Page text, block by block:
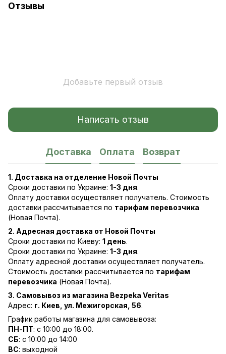
Отзывы
Добавьте первый отзыв
Написать отзыв
Доставка Оплата Возврат
1. Доставка на отделение Новой Почты
Сроки доставки по Украине: 1-3 дня.
Оплату доставки осуществляет получатель. Стоимость
доставки рассчитывается по тарифам перевозчика
(Новая Почта).
2. Адресная доставка от Новой Почты
Сроки доставки по Киеву: 1 день.
Сроки доставки по Украине: 1-3 дня.
Оплату адресной доставки осуществляет получатель.
Стоимость доставки рассчитывается по тарифам
перевозчика (Новая Почта).
3. Самовывоз из магазина Bezpeka Veritas
Адрес: г. Киев, ул. Межигорская, 56.
График работы магазина для самовывоза:
ПН-ПТ: с 10:00 до 18:00.
СБ: с 10:00 до 14:00
ВС: выходной